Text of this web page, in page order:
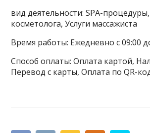
вид деятельности: SPA-процедуры,
косметолога, Услуги массажиста
Время работы: Ежедневно с 09:00
Способ оплаты: Оплата картой,
Перевод с карты, Оплата по QR-